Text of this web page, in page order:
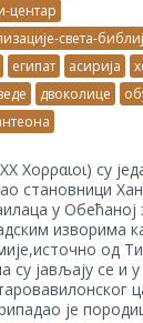
центар
света-
египат асирија
двоколице
становници
у Обећаној
изворима
од
су јављају се и
је